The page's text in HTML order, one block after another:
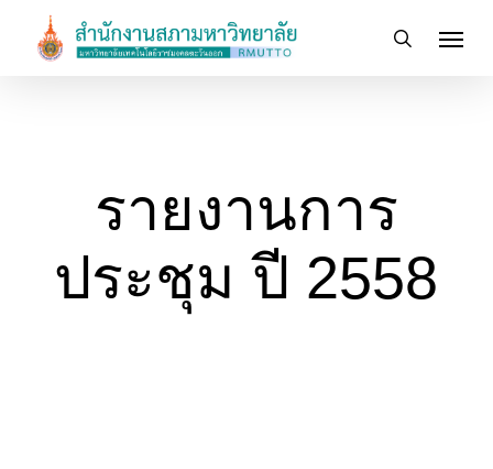
search
รายงานการ
ประชุม ปี 2558